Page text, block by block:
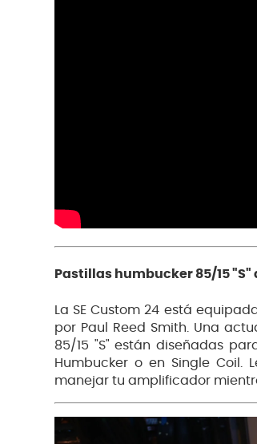
Pastillas humbucker 85/15 "S"
La SE Custom 24 está
por Paul Reed Smith. Una
85/15 "S" están diseñadas
Humbucker o en Single
manejar tu amplificador